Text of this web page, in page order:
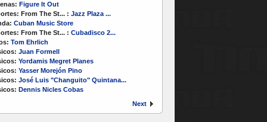
Figure It Out
From The St... : Jazz Plaza ...
Cuban Music Store
From The St... : Cubadisco 2...
Tom Ehrlich
Juan Formell
Yordamis Megret Planes
Yasser Morejón Pino
José Luis "Changuito" Quintana...
Dennis Nicles Cobas
Next